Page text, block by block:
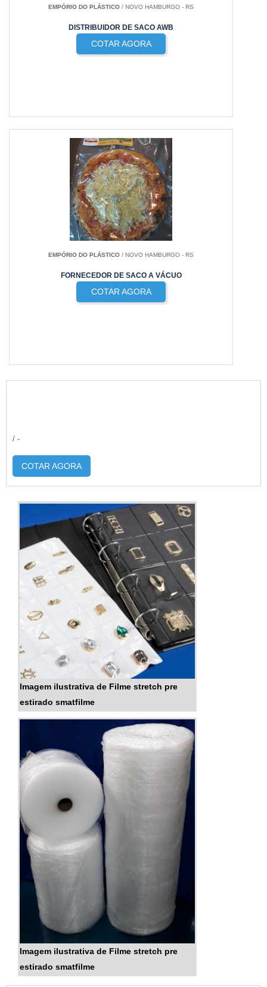
EMPÓRIO DO PLÁSTICO / NOVO HAMBURGO - RS
DISTRIBUIDOR DE SACO AWB
COTAR AGORA
EMPÓRIO DO PLÁSTICO / NOVO HAMBURGO - RS
FORNECEDOR DE SACO A VÁCUO
COTAR AGORA
/ -
COTAR AGORA
Imagem ilustrativa de Filme stretch pre
estirado smatfilme
Imagem ilustrativa de Filme stretch pre
estirado smatfilme